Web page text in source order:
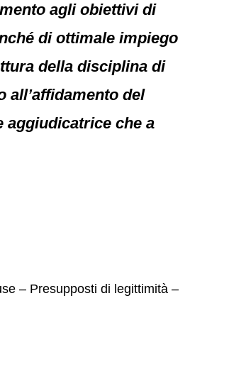
agli obiettivi di
di ottimale impiego
della disciplina di
all’affidamento del
aggiudicatrice che a
– Presupposti di legittimità –